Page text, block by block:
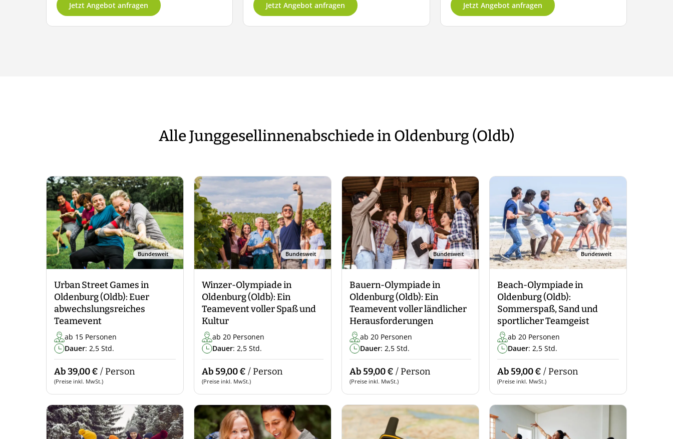
Jetzt Angebot anfragen Jetzt Angebot anfragen Jetzt Angebot anfragen
Alle Junggesellinnenabschiede in Oldenburg (Oldb)
Bundesweit
Urban Street Games in
Oldenburg (Oldb): Euer
abwechslungsreiches
Teamevent
ab 15 Personen
Dauer: 2,5 Std.
Ab 39,00 € / Person
(Preise inkl. MwSt.)
Bundesweit
Winzer-Olympiade in
Oldenburg (Oldb): Ein
Teamevent voller Spaß und
Kultur
ab 20 Personen
Dauer: 2,5 Std.
Ab 59,00 € / Person
(Preise inkl. MwSt.)
Bundesweit
Bauern-Olympiade in
Oldenburg (Oldb): Ein
Teamevent voller ländlicher
Herausforderungen
ab 20 Personen
Dauer: 2,5 Std.
Ab 59,00 € / Person
(Preise inkl. MwSt.)
Bundesweit
Beach-Olympiade in
Oldenburg (Oldb):
Sommerspaß, Sand und
sportlicher Teamgeist
ab 20 Personen
Dauer: 2,5 Std.
Ab 59,00 € / Person
(Preise inkl. MwSt.)